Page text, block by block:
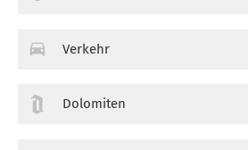
Verkehr
Dolomiten